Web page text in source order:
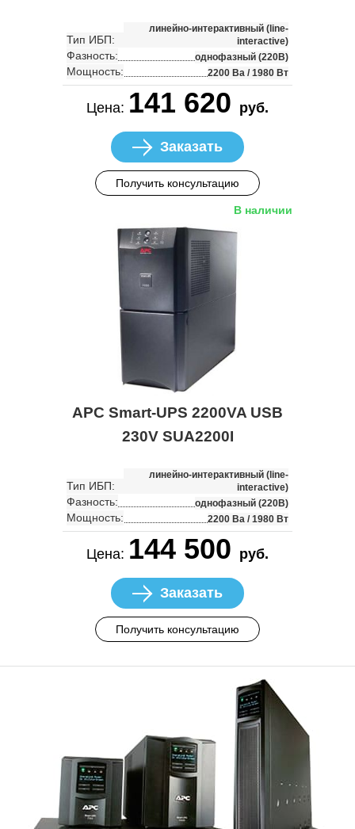
Тип ИБП:
линейно-интерактивный (line-
interactive)
Фазность: однофазный (220В)
Мощность: 2200 Ва / 1980 Вт
Цена: 141 620 руб.
Заказать
Получить консультацию
В наличии
APC Smart-UPS 2200VA USB
230V SUA2200I
Тип ИБП:
линейно-интерактивный (line-
interactive)
Фазность: однофазный (220В)
Мощность: 2200 Ва / 1980 Вт
Цена: 144 500 руб.
Заказать
Получить консультацию